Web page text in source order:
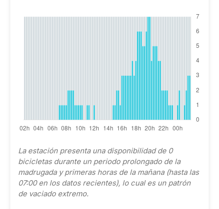
La estación presenta una disponibilidad de 0
bicicletas durante un periodo prolongado de la
madrugada y primeras horas de la mañana (hasta las
07:00 en los datos recientes), lo cual es un patrón
de vaciado extremo.